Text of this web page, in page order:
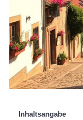
Inhaltsangabe